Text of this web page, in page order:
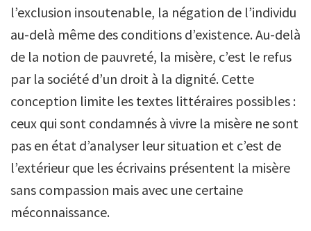
l’exclusion insoutenable, la négation de l’individu
au-delà même des conditions d’existence. Au-delà
de la notion de pauvreté, la misère, c’est le refus
par la société d’un droit à la dignité. Cette
conception limite les textes littéraires possibles :
ceux qui sont condamnés à vivre la misère ne sont
pas en état d’analyser leur situation et c’est de
l’extérieur que les écrivains présentent la misère
sans compassion mais avec une certaine
méconnaissance.